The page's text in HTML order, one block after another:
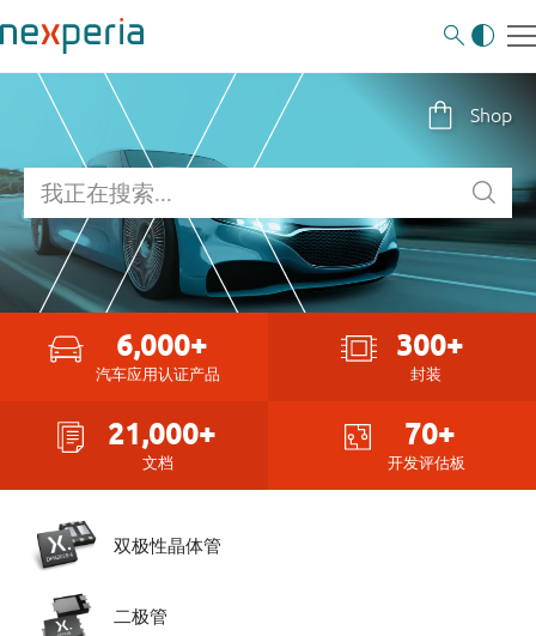
Shop
6,000+
汽车应用认证产品
300+
封装
21,000+
文档
70+
开发评估板
双极性晶体管
二极管